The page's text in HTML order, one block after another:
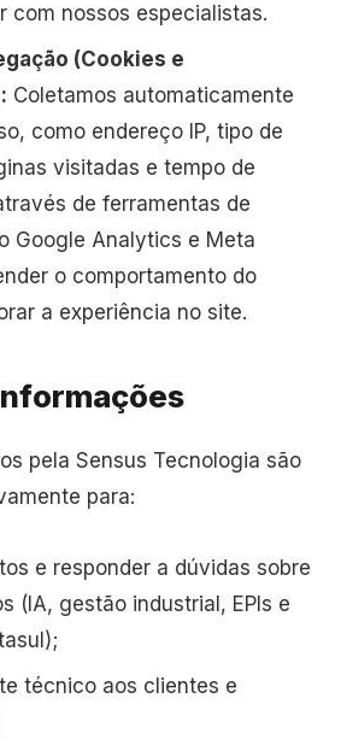
com nossos especialistas.
(Cookies e
Coletamos automaticamente
como endereço IP, tipo de
visitadas e tempo de
de ferramentas de
Google Analytics e Meta
o comportamento do
a experiência no site.
pela Sensus Tecnologia são
para:
e responder a dúvidas sobre
(IA, gestão industrial, EPIs e
técnico aos clientes e